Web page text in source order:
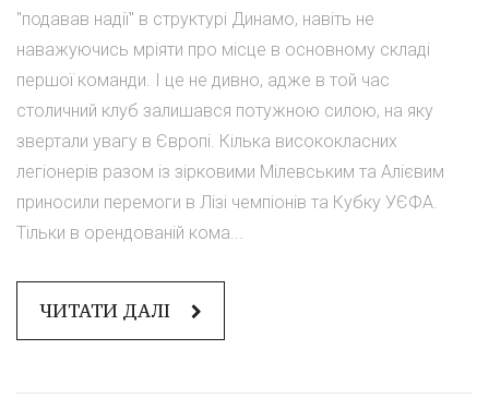
"подавав надії" в структурі Динамо, навіть не
наважуючись мріяти про місце в основному складі
першої команди. І це не дивно, адже в той час
столичний клуб залишався потужною силою, на яку
звертали увагу в Європі. Кілька висококласних
легіонерів разом із зірковими Мілевським та Алієвим
приносили перемоги в Лізі чемпіонів та Кубку УЄФА.
Тільки в орендованій кома...
ЧИТАТИ ДАЛІ